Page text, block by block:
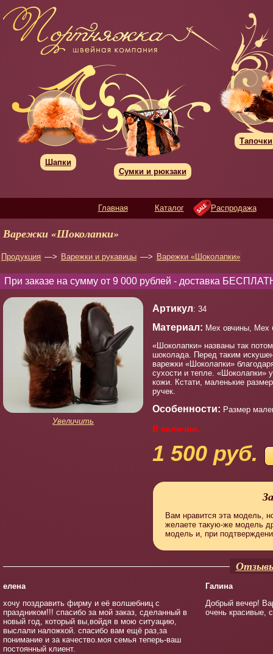
Шапки
Сумки и рюкзаки
Тапочки
Главная Каталог Распродажа
Варежки «Шоколапки»
Продукция —> Варежки и рукавицы —> Варежки «Шоколапки»
При заказе на сумму от 9 000 рублей - доставка
Увеличить
Артикул: 34
Материал: Мех овчины, Мех
«Шоколапки» названы так
шоколада. Перед таким
варежки «Шоколапки»
сухости и тепле. «Шоколапки»
кожи. Кстати, маленькие
ручек.
Особенности: Размер
В наличии.
1 500 руб.
Вам нравится эта модель,
желаете такую-же модель
модель и, при
елена
хочу поздравить фирму и её волшебниц с
праздником!!! спасибо за мой заказ, сделанный в
новый год, который вы,войдя в мою ситуацию,
выслали наложкой. спасибо вам ещё раз,за
понимание и за качество.моя семья теперь-ваш
постоянный клиент.
Галина
Добрый вечер!
очень красивые,